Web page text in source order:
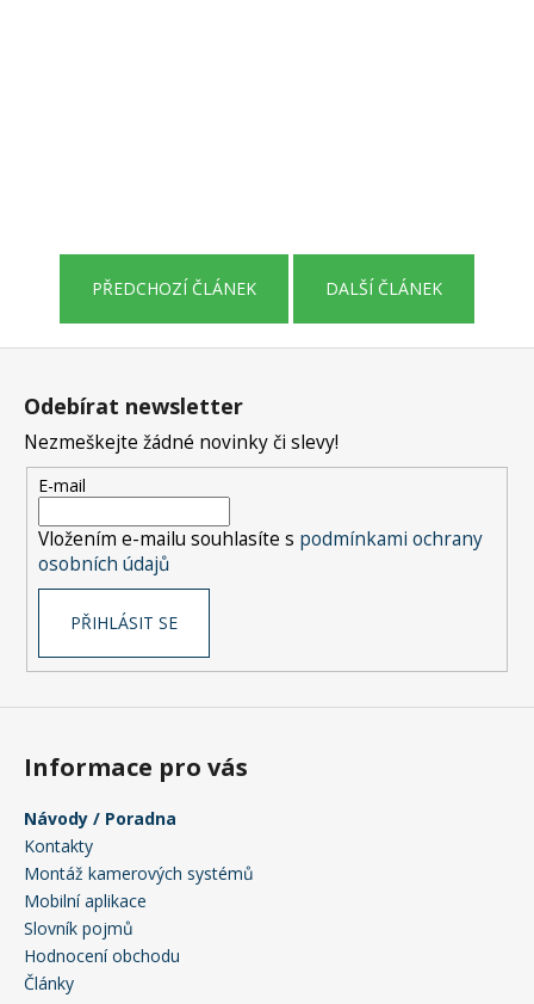
PŘEDCHOZÍ ČLÁNEK DALŠÍ ČLÁNEK
Odebírat newsletter
Nezmeškejte žádné novinky či slevy!
E-mail
Vložením e-mailu souhlasíte s podmínkami ochrany
osobních údajů
PŘIHLÁSIT SE
Informace pro vás
Návody / Poradna
Kontakty
Montáž kamerových systémů
Mobilní aplikace
Slovník pojmů
Hodnocení obchodu
Články